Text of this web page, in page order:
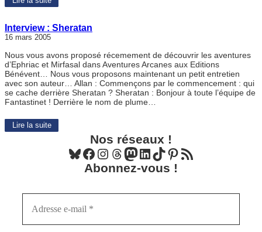
Interview : Sheratan
16 mars 2005
Nous vous avons proposé récemement de découvrir les aventures
d’Ephriac et Mirfasal dans Aventures Arcanes aux Editions
Bénévent… Nous vous proposons maintenant un petit entretien
avec son auteur… Allan : Commençons par le commencement : qui
se cache derrière Sheratan ? Sheratan : Bonjour à toute l’équipe de
Fantastinet ! Derrière le nom de plume…
Lire la suite
Nos réseaux !
Bluesky Facebook Instagram Threads Mastodon LinkedIn TikTok Pinterest Flux RSS
Abonnez-vous !